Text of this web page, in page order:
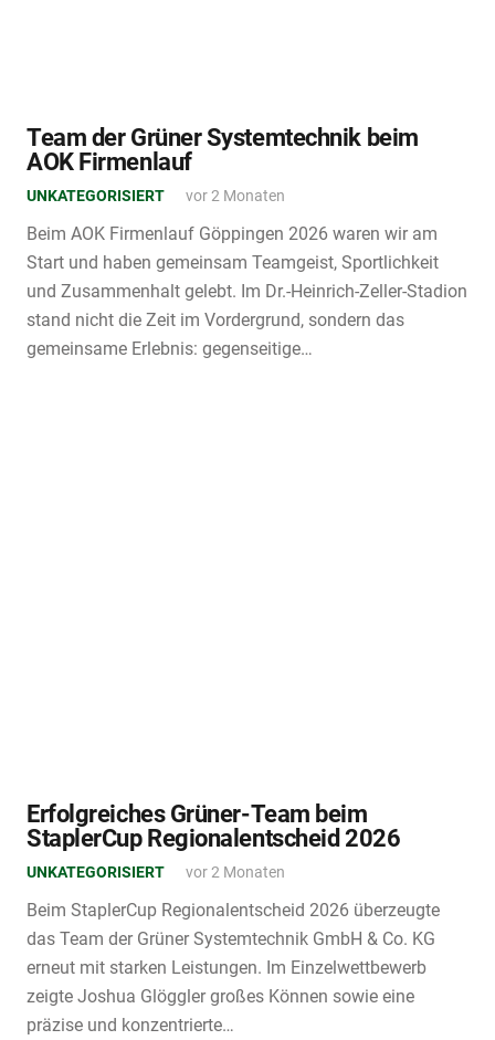
Team der Grüner Systemtechnik beim
AOK Firmenlauf
UNKATEGORISIERT vor 2 Monaten
Beim AOK Firmenlauf Göppingen 2026 waren wir am
Start und haben gemeinsam Teamgeist, Sportlichkeit
und Zusammenhalt gelebt. Im Dr.-Heinrich-Zeller-Stadion
stand nicht die Zeit im Vordergrund, sondern das
gemeinsame Erlebnis: gegenseitige…
Erfolgreiches Grüner-Team beim
StaplerCup Regionalentscheid 2026
UNKATEGORISIERT vor 2 Monaten
Beim StaplerCup Regionalentscheid 2026 überzeugte
das Team der Grüner Systemtechnik GmbH & Co. KG
erneut mit starken Leistungen. Im Einzelwettbewerb
zeigte Joshua Glöggler großes Können sowie eine
präzise und konzentrierte…